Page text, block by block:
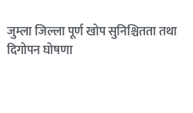
जुम्ला जिल्ला पूर्ण खोप सुनिश्चितता तथा
दिगोपन घोषणा